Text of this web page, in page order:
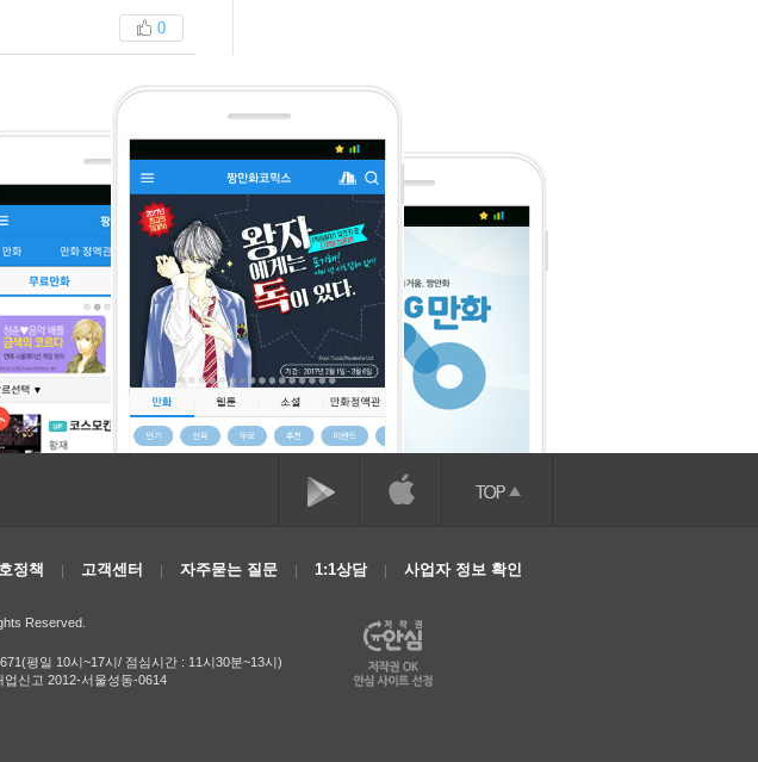
0
정책 고객센터 자주묻는 질문 1:1상담 사업자 정보 확인
Reserved.
평일 10시~17시/ 점심시간 : 11시30분~13시)
신고 2012-서울성동-0614